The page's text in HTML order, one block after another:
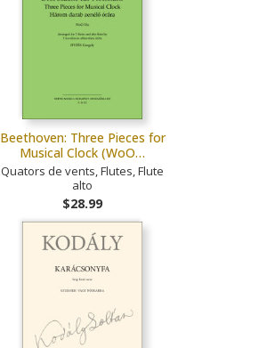
Beethoven: Three Pieces for
Musical Clock (WoO…
Quators de vents, Flutes, Flute
alto
$28.99